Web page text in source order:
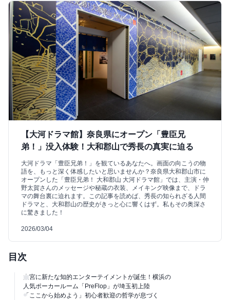
【大河ドラマ館】奈良県にオープン「豊臣兄
弟！」没入体験！大和郡山で秀長の真実に迫る
大河ドラマ「豊臣兄弟！」を観ているあなたへ。画面の向こうの物
語を、もっと深く体感したいと思いませんか？奈良県大和郡山市に
オープンした「豊臣兄弟！ 大和郡山 大河ドラマ館」では、主演・仲
野太賀さんのメッセージや秘蔵の衣装、メイキング映像まで、ドラ
マの舞台裏に迫れます。この記事を読めば、秀長の知られざる人間
ドラマと、大和郡山の歴史がきっと心に響くはず。私もその奥深さ
に驚きました！
2026/03/04
目次
大宮に新たな知的エンターテイメントが誕生！横浜の
人気ポーカールーム「PreFlop」が埼玉初上陸
「ここから始めよう」初心者歓迎の哲学が息づく